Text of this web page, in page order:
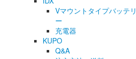
Vマウントタイプバッテリ
ー
充電器
KUPO
Q&A